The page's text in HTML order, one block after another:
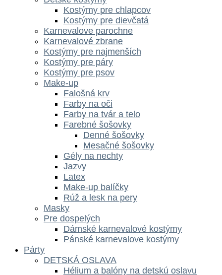
Kostýmy pre chlapcov
Kostýmy pre dievčatá
Karnevalove parochne
Karnevalové zbrane
Kostýmy pre najmenších
Kostýmy pre páry
Kostýmy pre psov
Make-up
Falošná krv
Farby na oči
Farby na tvár a telo
Farebné šošovky
Denné šošovky
Mesačné šošovky
Gély na nechty
Jazvy
Latex
Make-up balíčky
Rúž a lesk na pery
Masky
Pre dospelých
Dámské karnevalové kostýmy
Pánské karnevalove kostýmy
Párty
DETSKÁ OSLAVA
Hélium a balóny na detskú oslavu